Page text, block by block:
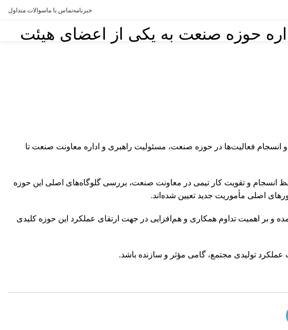
خبرنامهتماس با ماسوالات متداول
حوزه صنعت به یکی از اعضای هیئت
و در راستای حفظ پایداری و انسجام فعالیت‌ها در حوزه صنعت، مسئولیت راهبری و اداره معاونت صنعت تا
انسجام و تقویت کار تیمی در معاونت صنعت، بررسی گلوگاه‌های اصلی این حوزه
اصلی مأموریت جدید تعیین شده‌اند.
بر اهمیت تداوم همکاری و هم‌افزایی در جهت ارتقای عملکرد این حوزه کلیدی
تولیدی مجتمع، گامی مؤثر و سازنده باشد.